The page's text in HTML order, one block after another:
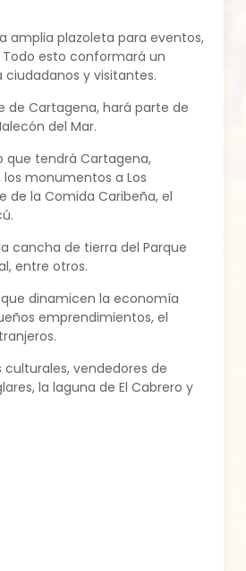
amplia plazoleta para eventos,
esto conformará un
y visitantes.
de Cartagena, hará parte de
del Mar.
que tendrá Cartagena,
los monumentos a Los
de la Comida Caribeña, el
cancha de tierra del Parque
entre otros.
dinamicen la economía
emprendimientos, el
vendedores de
la laguna de El Cabrero y